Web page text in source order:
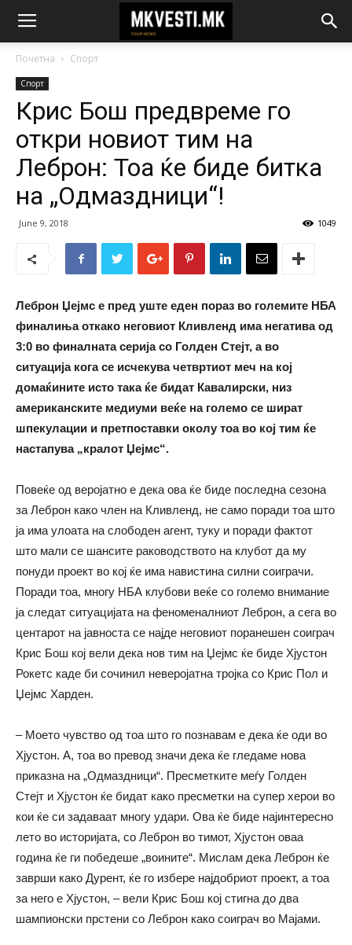
Почетна Спорт
Спорт
Крис Бош предвреме го
откри новиот тим на
Леброн: Тоа ќе биде битка
на „Oдмаздници“!
June 9, 2018 1049
Леброн Џејмс е пред уште еден пораз во големите НБА
финалиња откако неговиот Кливленд има негатива од
3:0 во финалната серија со Голден Стејт, а во
ситуација кога се исчекува четвртиот меч на кој
домаќините исто така ќе бидат Кавалирски, низ
американските медиуми веќе на големо се шират
шпекулации и претпоставки околу тоа во кој тим ќе
настапува „кралот Џејмс“.
Повеќе од веројатно е дека ова ќе биде последна сезона
за Леброн како член на Кливленд, не само поради тоа што
ја има улоата на слободен агент, туку и поради фактот
што мали се шансите раководството на клубот да му
понуди проект во кој ќе има навистина силни соиграчи.
Поради тоа, многу НБА клубови веќе со големо внимание
ја следат ситуацијата на феноменалниот Леброн, а сега во
центарот на јавноста се најде неговиот поранешен соиграч
Крис Бош кој вели дека нов тим на Џејмс ќе биде Хјустон
Рокетс каде би сочинил неверојатна тројка со Крис Пол и
Џејмс Харден.
– Моето чувство од тоа што го познавам е дека ќе оди во
Хјустон. А, тоа во превод значи дека ќе гледаме нова
приказна на „Одмаздници“. Пресметките меѓу Голден
Стејт и Хјустон ќе бидат како пресметки на супер херои во
кои ќе си задаваат многу удари. Ова ќе биде најинтересно
лето во историјата, со Леброн во тимот, Хјустон оваа
година ќе ги победеше „воините“. Мислам дека Леброн ќе
заврши како Дурент, ќе го избере најдобриот проект, а тоа
за него е Хјустон, – вели Крис Бош кој стигна до два
шампионски прстени со Леброн како соиграч во Мајами.